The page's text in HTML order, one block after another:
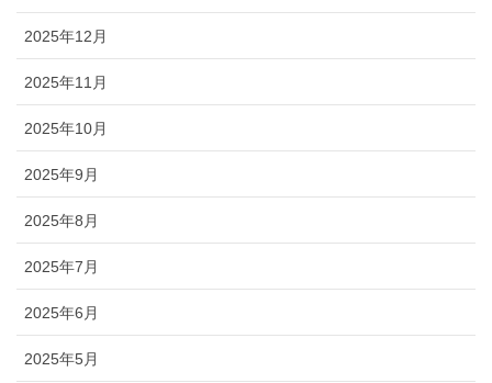
2025年12月
2025年11月
2025年10月
2025年9月
2025年8月
2025年7月
2025年6月
2025年5月